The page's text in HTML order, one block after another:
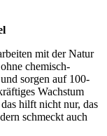
mit der Natur
chemisch-
sorgen auf 100-
Wachstum
hilft nicht nur, das
schmeckt auch